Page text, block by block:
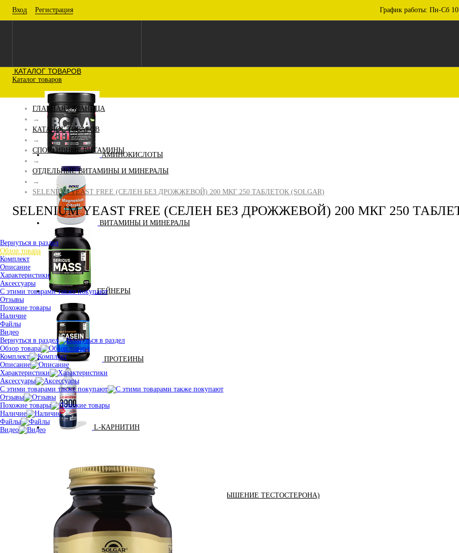
Вход Регистрация График работы: Пн-Сб
КАТАЛОГ ТОВАРОВ
Каталог товаров
АМИНОКИСЛОТЫ
ВИТАМИНЫ И МИНЕРАЛЫ
ГЕЙНЕРЫ
ПРОТЕИНЫ
L-КАРНИТИН
АНАБОЛИЧЕСКИЕ КОМПЛЕКСЫ(ПОВЫШЕНИЕ ТЕСТОСТЕРОНА)
ГЛАВНАЯ СТРАНИЦА
→
КАТАЛОГ ТОВАРОВ
→
СПОРТИВНЫЕ ВИТАМИНЫ
→
ОТДЕЛЬНЫЕ ВИТАМИНЫ И МИНЕРАЛЫ
→
SELENIUM YEAST FREE (СЕЛЕН БЕЗ ДРОЖЖЕВОЙ) 200 МКГ 250 ТАБЛЕТОК (SOLGAR)
SELENIUM YEAST FREE (СЕЛЕН БЕЗ ДРОЖЖЕВОЙ) 200 МКГ 250
Вернуться в раздел
Обзор товара
Комплект
Описание
Характеристики
Аксессуары
С этими товарами также покупают
Отзывы
Похожие товары
Наличие
Файлы
Видео
Вернуться в раздел
Обзор товара
Комплект
Описание
Характеристики
Аксессуары
С этими товарами также покупают
Отзывы
Похожие товары
Наличие
Файлы
Видео